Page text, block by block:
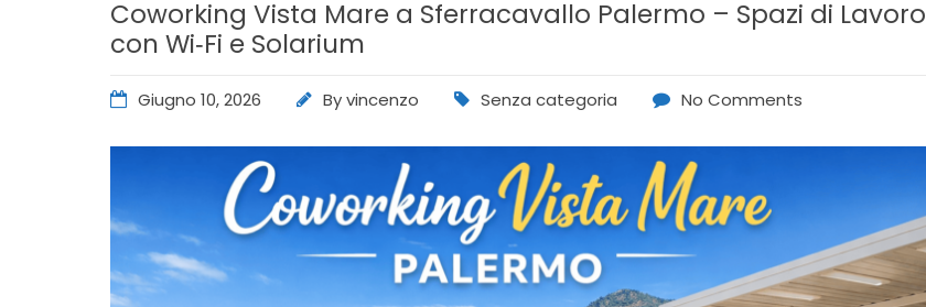
Coworking Vista Mare a Sferracavallo Palermo – Spazi di Lavoro
con Wi‑Fi e Solarium
Giugno 10, 2026 Byvincenzo Senza categoria No Comments